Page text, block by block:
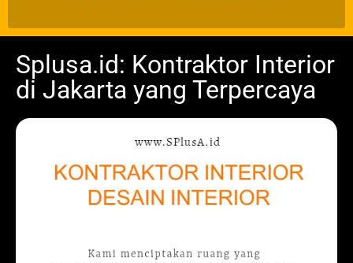
Splusa.id: Kontraktor Interior
di Jakarta yang Terpercaya